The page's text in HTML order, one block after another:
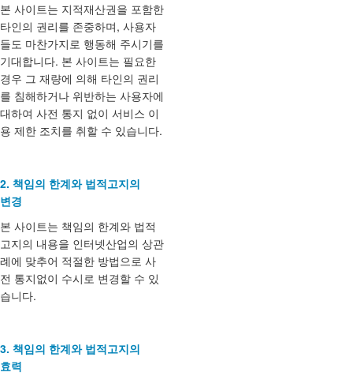
본 사이트는 지적재산권을 포함한
타인의 권리를 존중하며, 사용자
들도 마찬가지로 행동해 주시기를
기대합니다. 본 사이트는 필요한
경우 그 재량에 의해 타인의 권리
를 침해하거나 위반하는 사용자에
대하여 사전 통지 없이 서비스 이
용 제한 조치를 취할 수 있습니다.
2. 책임의 한계와 법적고지의
변경
본 사이트는 책임의 한계와 법적
고지의 내용을 인터넷산업의 상관
례에 맞추어 적절한 방법으로 사
전 통지없이 수시로 변경할 수 있
습니다.
3. 책임의 한계와 법적고지의
효력